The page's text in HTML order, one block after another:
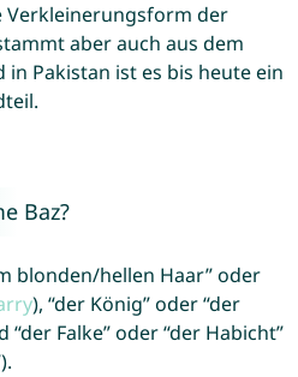
Verkleinerungsform der
aber auch aus dem
Pakistan ist es bis heute ein
Baz?
blonden/hellen Haar” oder
), “der König” oder “der
“der Falke” oder “der Habicht”